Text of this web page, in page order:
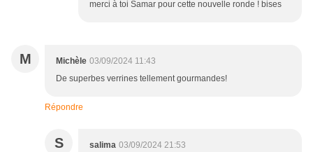
merci à toi Samar pour cette nouvelle ronde ! bises
M Michèle 03/09/2024 11:43
De superbes verrines tellement gourmandes!
Répondre
S salima 03/09/2024 21:53